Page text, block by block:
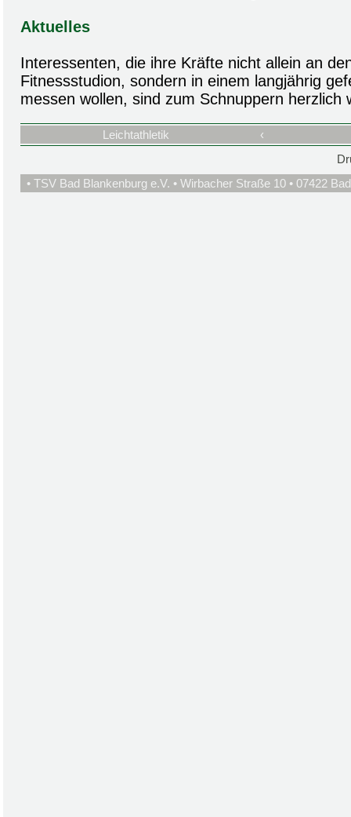
Aktuelles
Interessenten, die ihre Kräfte nicht allein an
Fitnessstudion, sondern in einem langjährig
messen wollen, sind zum Schnuppern herzlich
Leichtathletik
‹
• TSV Bad Blankenburg e.V. • Wirbacher Straße 10 • 07422